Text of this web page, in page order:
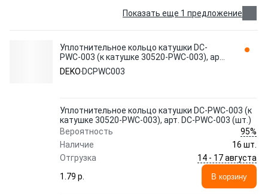
Показать еще 1 предложение
Уплотнительное кольцо катушки DC-
PWC-003 (к катушке 30520-PWC-003), арт.
DC-PWC-003 (шт.) DEKO
DEKO DCPWC003
Уплотнительное кольцо катушки DC-PWC-003 (к
катушке 30520-PWC-003), арт. DC-PWC-003 (шт.)
Вероятность
95%
Наличие
16 шт.
Отгрузка
14 - 17 августа
1.79 p.
В корзину